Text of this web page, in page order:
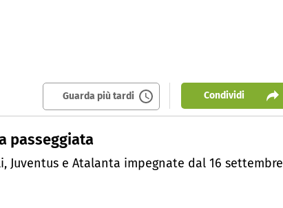
Guarda più tardi Condividi
passeggiata
e Atalanta impegnate dal 16 settembre